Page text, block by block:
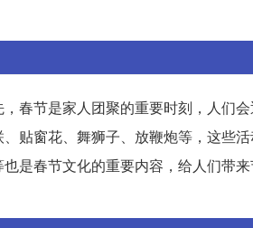
春节是家人团聚的重要时刻，人们
贴窗花、舞狮子、放鞭炮等，这些
是春节文化的重要内容，给人们带